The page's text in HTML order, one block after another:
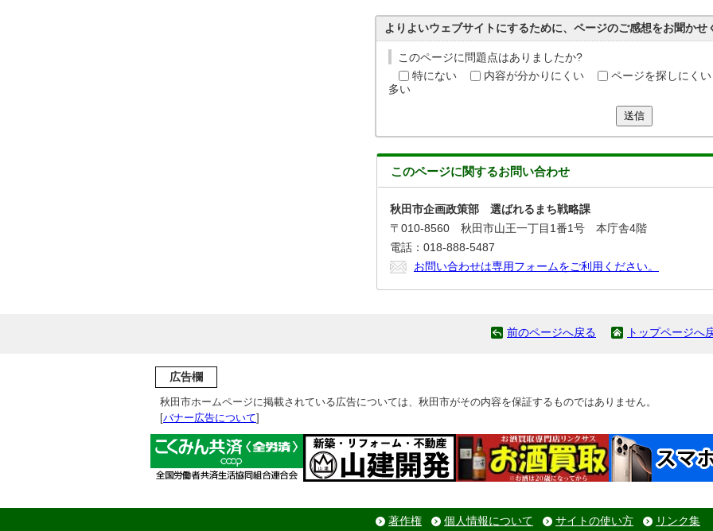
よりよいウェブサイトにするために、ページのご感想をお聞かせ
このページに問題点はありましたか?
特にない
内容が分かりにくい
ページを探しにくい
多い
送信
このページに関するお問い合わせ
秋田市企画政策部 選ばれるまち戦略課
〒010-8560 秋田市山王一丁目1番1号 本庁舎4階
電話：018-888-5487
お問い合わせは専用フォームをご利用ください。
前のページへ戻る トップページへ
広告欄
秋田市ホームページに掲載されている広告については、秋田市がその内容を保証するものではありません。
[バナー広告について]
著作権 個人情報について サイトの使い方 リンク集